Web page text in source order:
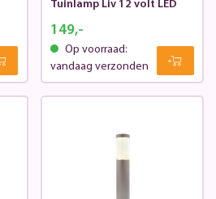
Tuinlamp Liv 12 volt LED
149,-
Op voorraad:
vandaag verzonden